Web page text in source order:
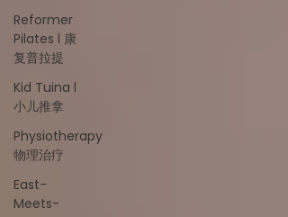
Reformer
Pilates l 康
复普拉提
Kid Tuina l
小儿推拿
Physiotherapy
物理治疗
East-
Meets-